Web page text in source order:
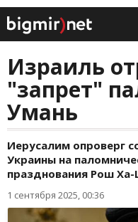
Израиль
"запрет"
Умань
Иерусалим опроверг
Украины на
празднования Рош
1 сентября 2025, 00:36